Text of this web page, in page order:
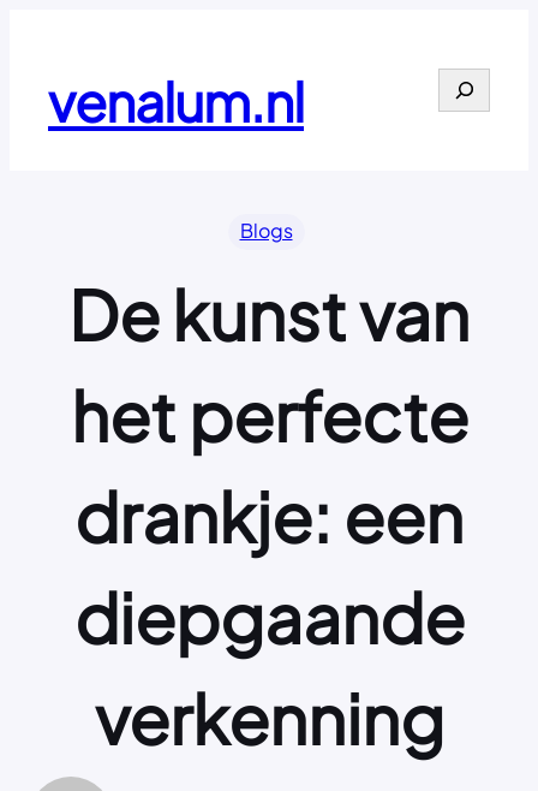
inhoudvenalum.nl Search
Blogs
De kunst van
het perfecte
drankje: een
diepgaande
verkenning